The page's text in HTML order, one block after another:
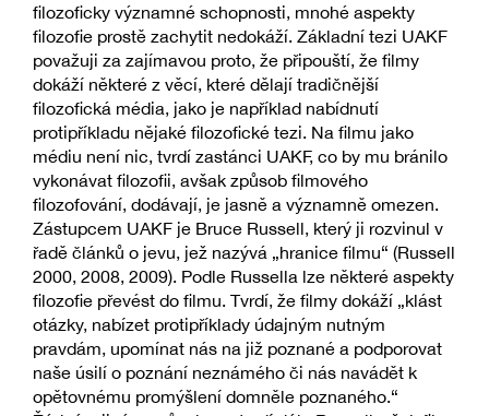
filozoficky významné schopnosti, mnohé aspekty
filozofie prostě zachytit nedokáží. Základní tezi UAKF
považuji za zajímavou proto, že připouští, že filmy
dokáží některé z věcí, které dělají tradičnější
filozofická média, jako je například nabídnutí
protipříkladu nějaké filozofické tezi. Na filmu jako
médiu není nic, tvrdí zastánci UAKF, co by mu bránilo
vykonávat filozofii, avšak způsob filmového
filozofování, dodávají, je jasně a významně omezen.
Zástupcem UAKF je Bruce Russell, který ji rozvinul v
řadě článků o jevu, jež nazývá „hranice filmu“ (Russell
2000, 2008, 2009). Podle Russella lze některé aspekty
filozofie převést do filmu. Tvrdí, že filmy dokáží „klást
otázky, nabízet protipříklady údajným nutným
pravdám, upomínat nás na již poznané a podporovat
naše úsilí o poznání neznámého či nás navádět k
opětovnému promýšlení domněle poznaného.“